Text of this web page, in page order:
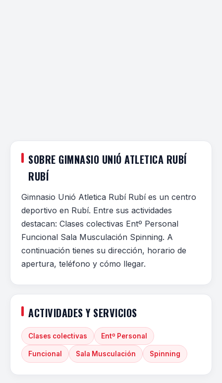
SOBRE GIMNASIO UNIÓ ATLETICA RUBÍ
RUBÍ
Gimnasio Unió Atletica Rubí Rubí es un centro
deportivo en Rubí. Entre sus actividades
destacan: Clases colectivas Entº Personal
Funcional Sala Musculación Spinning. A
continuación tienes su dirección, horario de
apertura, teléfono y cómo llegar.
ACTIVIDADES Y SERVICIOS
Clases colectivas Entº Personal
Funcional Sala Musculación Spinning